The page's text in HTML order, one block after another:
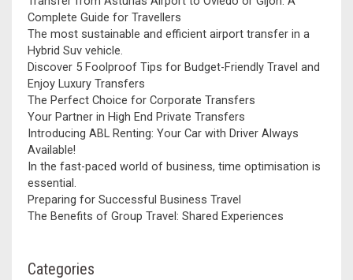
Complete Guide for Travellers
The most sustainable and efficient airport transfer in a
Hybrid Suv vehicle.
Discover 5 Foolproof Tips for Budget-Friendly Travel and
Enjoy Luxury Transfers
The Perfect Choice for Corporate Transfers
Your Partner in High End Private Transfers
Introducing ABL Renting: Your Car with Driver Always
Available!
In the fast-paced world of business, time optimisation is
essential.
Preparing for Successful Business Travel
The Benefits of Group Travel: Shared Experiences
Categories